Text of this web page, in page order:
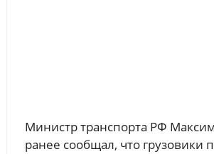
Министр транспорта РФ
ранее сообщал, что грузовики